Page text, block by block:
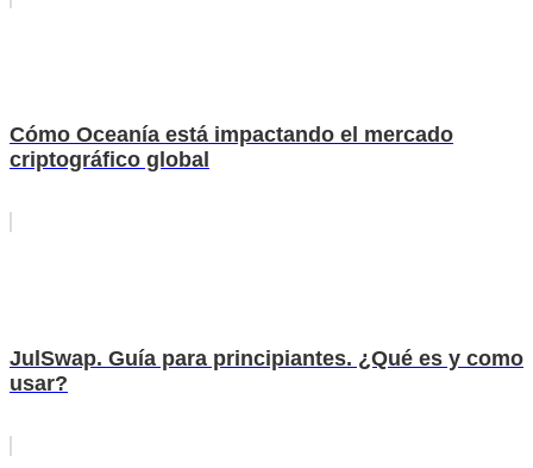
Cómo Oceanía está impactando el mercado
criptográfico global
JulSwap. Guía para principiantes. ¿Qué es y como
usar?